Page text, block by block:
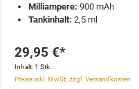
Milliampere: 900 mAh
Tankinhalt: 2,5 ml
29,95 €*
Inhalt:1 Stk.
Preise inkl. MwSt. zzgl. Versandkosten